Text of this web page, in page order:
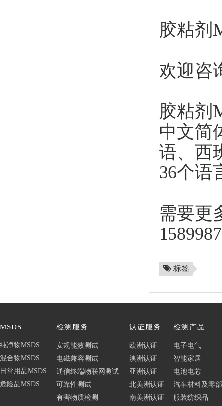
胶粘剂
欢迎咨
胶粘剂
中文简
语、西
36个语
需要更
标签
MSDS
纯净物MSDS
混合物MSDS
日常用品MSDS
危险品MSDS
检测服务
安规能效测试
电磁兼容测试
通信终端物联网测试
可靠性测试
有害物质检测
认证服务
欧洲认证
澳洲认证
亚洲认证
北美洲认证
南美洲认证
检测产品
电子电气
智能家居
电池电芯
汽车材料及零
服装纺织品